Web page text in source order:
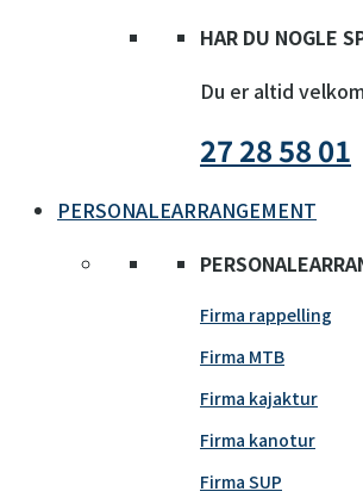
HAR DU NOGLE
Du er altid
27 28 58 01
PERSONALEARRANGEMENT
Firma rappelling
Firma MTB
Firma kajaktur
Firma kanotur
Firma SUP